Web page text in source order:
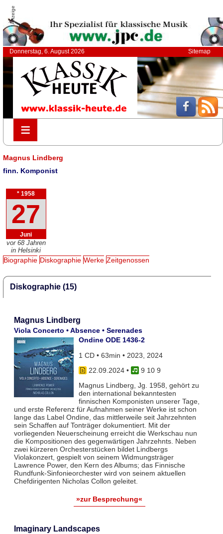
Anzeige
Donnerstag, 6. August 2026 Sitemap
≡
≡
Magnus Lindberg
finn. Komponist
* 1958
27
Juni
vor 68 Jahren
in Helsinki
Biographie Diskographie Werke Zeitgenossen
Diskographie (15)
Magnus Lindberg
Viola Concerto • Absence • Serenades
Ondine ODE 1436-2
1 CD • 63min • 2023, 2024
22.09.2024•
9 10 9
Magnus Lindberg, Jg. 1958, gehört zu
den international bekanntesten
finnischen Komponisten unserer Tage,
und erste Referenz für Aufnahmen seiner Werke ist schon
lange das Label Ondine, das mittlerweile seit Jahrzehnten
sein Schaffen auf Tonträger dokumentiert. Mit der
vorliegenden Neuerscheinung erreicht die Werkschau nun
die Kompositionen des gegenwärtigen Jahrzehnts. Neben
zwei kürzeren Orchesterstücken bildet Lindbergs
Violakonzert, gespielt von seinem Widmungsträger
Lawrence Power, den Kern des Albums; das Finnische
Rundfunk-Sinfonieorchester wird von seinem aktuellen
Chefdirigenten Nicholas Collon geleitet.
»zur Besprechung«
Imaginary Landscapes